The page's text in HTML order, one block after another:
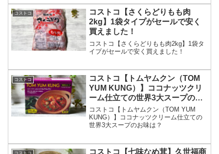
大正解な味でした。最近は、我が家にと
ってはヒット商品ばかりでとっても嬉し
いです。
コストコ
コストコ【さくらどりもも肉
2kg】1袋タイプがセールで安く
買えました！
コストコ【さくらどりもも肉2kg】1袋タ
イプがセールで安く買えました！
コストコ
コストコ【トムヤムクン（TOM
YUM KUNG）】ココナッツクリ
ーム仕立ての世界3大スープのお
味は？
コストコ【トムヤムクン（TOM YUM
KUNG）】ココナッツクリーム仕立ての
世界3大スープのお味は？
コストコ【七味なめ茸】久世福商